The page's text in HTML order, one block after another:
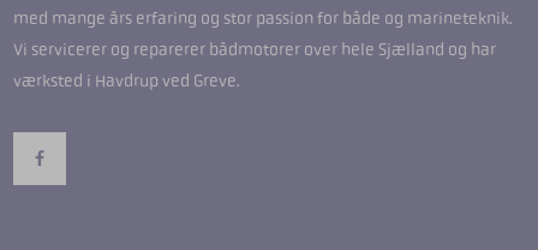
med mange års erfaring og stor passion for både og marineteknik.
Vi servicerer og reparerer bådmotorer over hele Sjælland og har
værksted i Havdrup ved Greve.